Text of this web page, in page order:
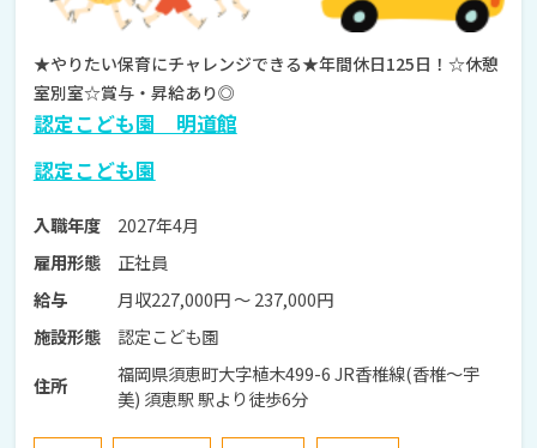
★やりたい保育にチャレンジできる★年間休日125日！☆休憩
室別室☆賞与・昇給あり◎
認定こども園 明道館
認定こども園
入職年度
2027年4月
雇用形態
正社員
給与
月収227,000円 〜 237,000円
施設形態
認定こども園
住所
福岡県須恵町大字植木499-6 JR香椎線(香椎～宇
美) 須恵駅 駅より徒歩6分